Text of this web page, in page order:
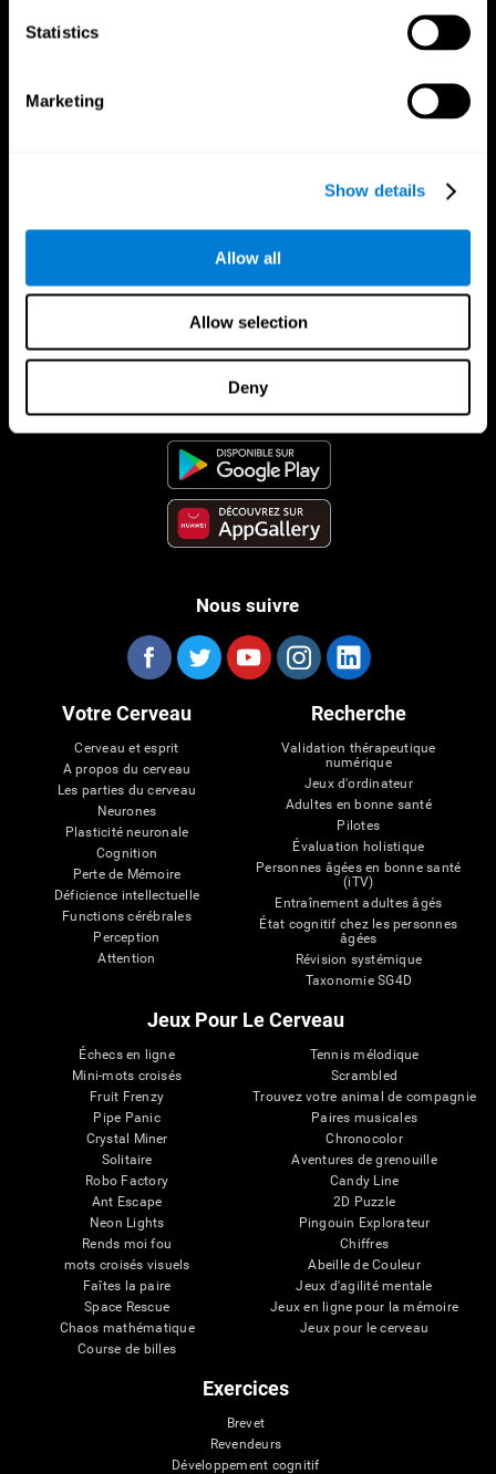
Statistics
Marketing
Show details
Allow all
Allow selection
Deny
App CogniFit
Nous suivre
Votre Cerveau
Cerveau et esprit
A propos du cerveau
Les parties du cerveau
Neurones
Plasticité neuronale
Cognition
Perte de Mémoire
Déficience intellectuelle
Functions cérébrales
Perception
Attention
Recherche
Validation thérapeutique
numérique
Jeux d'ordinateur
Adultes en bonne santé
Pilotes
Évaluation holistique
Personnes âgées en bonne santé
(iTV)
Entraînement adultes âgés
État cognitif chez les personnes
âgées
Révision systémique
Taxonomie SG4D
Jeux Pour Le Cerveau
Échecs en ligne
Mini-mots croisés
Fruit Frenzy
Pipe Panic
Crystal Miner
Solitaire
Robo Factory
Ant Escape
Neon Lights
Rends moi fou
mots croisés visuels
Faîtes la paire
Space Rescue
Chaos mathématique
Course de billes
Tennis mélodique
Scrambled
Trouvez votre animal de compagnie
Paires musicales
Chronocolor
Aventures de grenouille
Candy Line
2D Puzzle
Pingouin Explorateur
Chiffres
Abeille de Couleur
Jeux d'agilité mentale
Jeux en ligne pour la mémoire
Jeux pour le cerveau
Exercices
Brevet
Revendeurs
Développement cognitif